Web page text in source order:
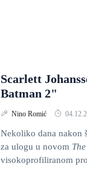
Scarlett
Batman 2"
Nino Romić
Nekoliko dana nakon
za ulogu u novom
visokoprofiliranom